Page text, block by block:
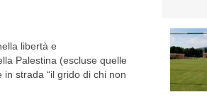
libertà e
Palestina (escluse quelle
strada “il grido di chi non